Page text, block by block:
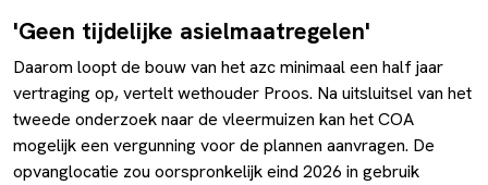
'Geen tijdelijke asielmaatregelen'
Daarom loopt de bouw van het azc minimaal een half jaar
vertraging op, vertelt wethouder Proos. Na uitsluitsel van het
tweede onderzoek naar de vleermuizen kan het COA
mogelijk een vergunning voor de plannen aanvragen. De
opvanglocatie zou oorspronkelijk eind 2026 in gebruik